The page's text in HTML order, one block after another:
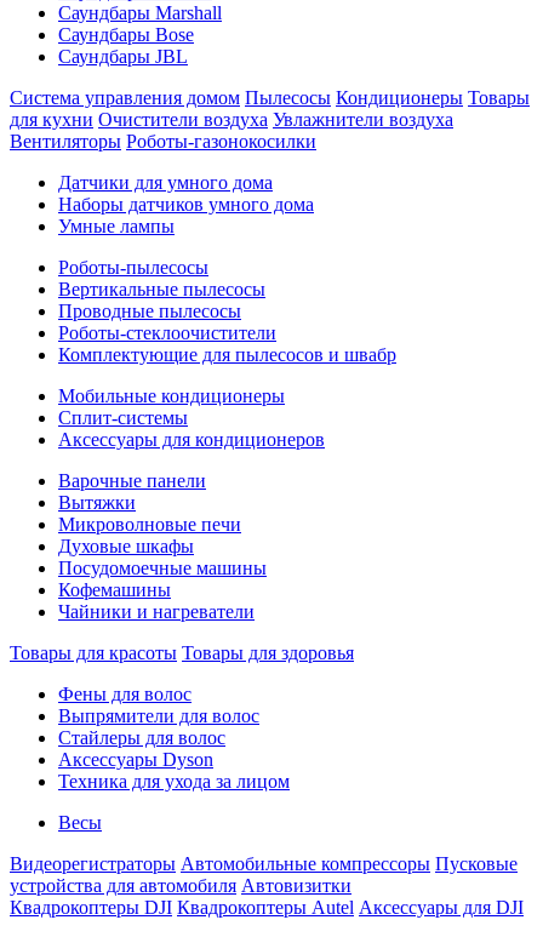
Саундбары Marshall
Саундбары Bose
Саундбары JBL
Система управления домом Пылесосы Кондиционеры Товары
для кухни Очистители воздуха Увлажнители воздуха
Вентиляторы Роботы-газонокосилки
Датчики для умного дома
Наборы датчиков умного дома
Умные лампы
Роботы-пылесосы
Вертикальные пылесосы
Проводные пылесосы
Роботы-стеклоочистители
Комплектующие для пылесосов и швабр
Мобильные кондиционеры
Сплит-системы
Аксессуары для кондиционеров
Варочные панели
Вытяжки
Микроволновые печи
Духовые шкафы
Посудомоечные машины
Кофемашины
Чайники и нагреватели
Товары для красоты Товары для здоровья
Фены для волос
Выпрямители для волос
Стайлеры для волос
Аксессуары Dyson
Техника для ухода за лицом
Весы
Видеорегистраторы Автомобильные компрессоры Пусковые
устройства для автомобиля Автовизитки
Квадрокоптеры DJI Квадрокоптеры Autel Аксессуары для DJI